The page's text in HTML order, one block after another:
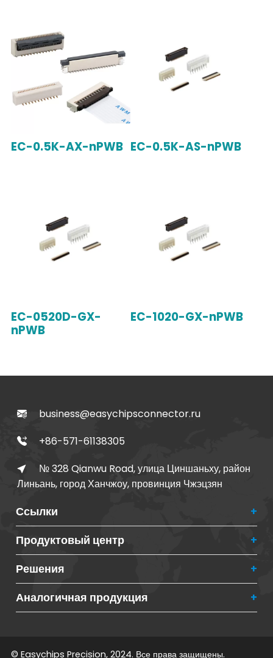
EC-0.5K-AX-nPWB EC-0.5K-AS-nPWB
EC-0520D-GX-
nPWB
EC-1020-GX-nPWB
business@easychipsconnector.ru
+86-571-61138305
№ 328 Qianwu Road, улица Циншаньху, район
Линьань, город Ханчжоу, провинция Чжэцзян
Ссылки
Продуктовый центр
Решения
Аналогичная продукция
© Easychips Precision, 2024. Все права защищены.